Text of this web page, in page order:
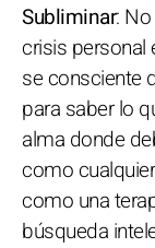
Subliminar:
crisis personal
se consciente
para saber lo
alma donde
como
como una
búsqueda